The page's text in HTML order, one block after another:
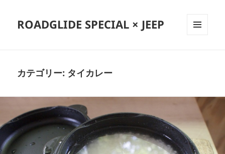
ROADGLIDE SPECIAL × JEEP
カテゴリー: タイカレー